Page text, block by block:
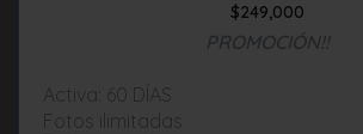
$249,000
PROMOCIÓN!!
Activa: 60 DÍAS
Fotos ilimitadas